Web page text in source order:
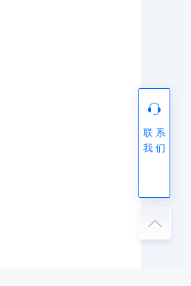
联 系
我 们